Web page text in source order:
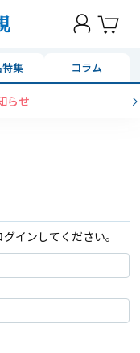
集 コラム
らせ
インしてください。